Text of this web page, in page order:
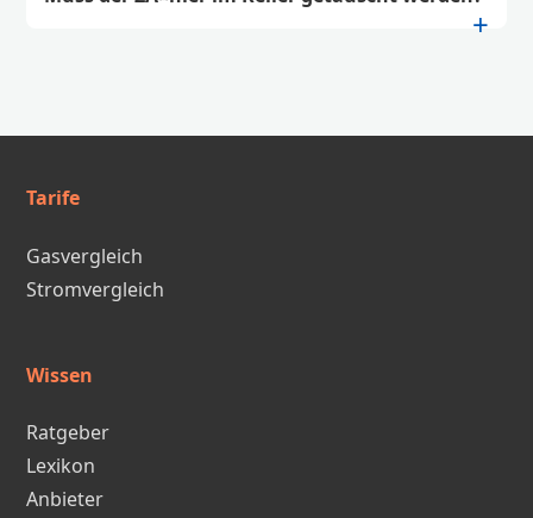
Tarife
Gasvergleich
Stromvergleich
Wissen
Ratgeber
Lexikon
Anbieter